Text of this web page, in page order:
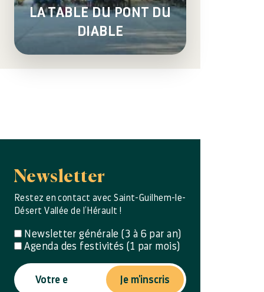
LA TABLE DU PONT DU
DIABLE
Newsletter
Restez en contact avec Saint-Guilhem-le-
Désert Vallée de l’Hérault !
Newsletter générale (3 à 6 par an)
Agenda des festivités (1 par mois)
Je m'inscris